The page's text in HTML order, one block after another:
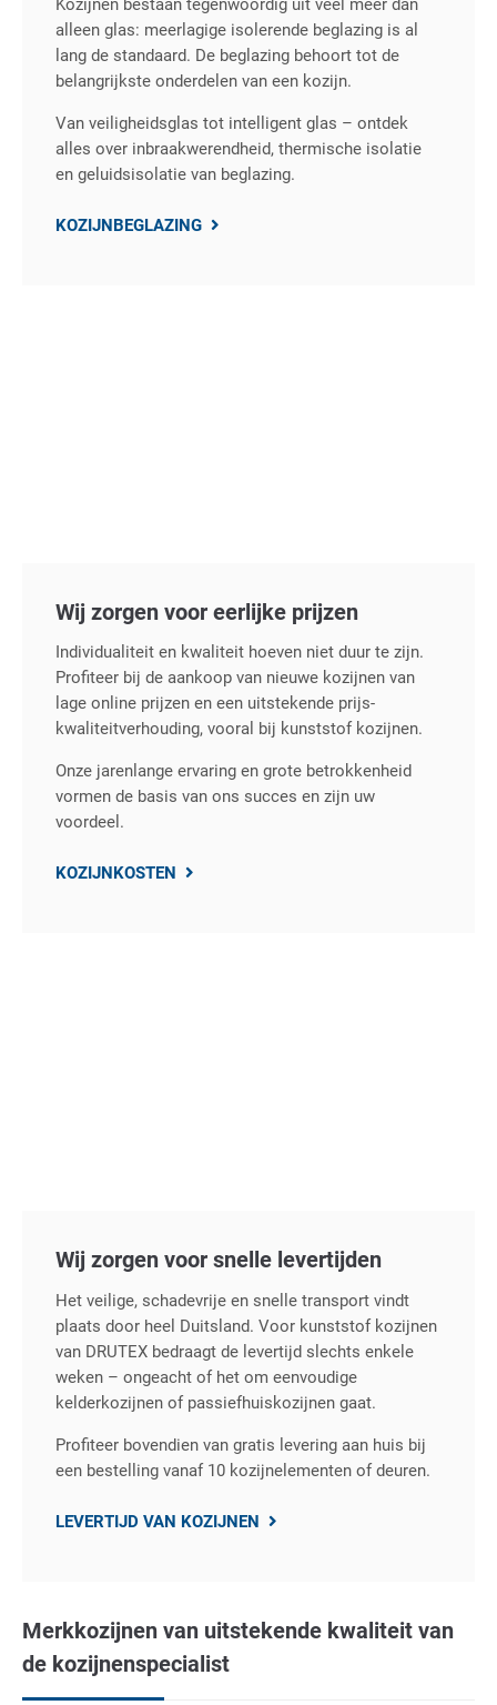
alleen glas: meerlagige isolerende beglazing is al
lang de standaard. De beglazing behoort tot de
belangrijkste onderdelen van een kozijn.
Van veiligheidsglas tot intelligent glas – ontdek
alles over inbraakwerendheid, thermische isolatie
en geluidsisolatie van beglazing.
KOZIJNBEGLAZING
Wij zorgen voor eerlijke prijzen
Individualiteit en kwaliteit hoeven niet duur te zijn.
Profiteer bij de aankoop van nieuwe kozijnen van
lage online prijzen en een uitstekende prijs-
kwaliteitverhouding, vooral bij kunststof kozijnen.
Onze jarenlange ervaring en grote betrokkenheid
vormen de basis van ons succes en zijn uw
voordeel.
KOZIJNKOSTEN
Wij zorgen voor snelle levertijden
Het veilige, schadevrije en snelle transport vindt
plaats door heel Duitsland. Voor kunststof kozijnen
van DRUTEX bedraagt de levertijd slechts enkele
weken – ongeacht of het om eenvoudige
kelderkozijnen of passiefhuiskozijnen gaat.
Profiteer bovendien van gratis levering aan huis bij
een bestelling vanaf 10 kozijnelementen of deuren.
LEVERTIJD VAN KOZIJNEN
Merkkozijnen van uitstekende kwaliteit van
de kozijnenspecialist